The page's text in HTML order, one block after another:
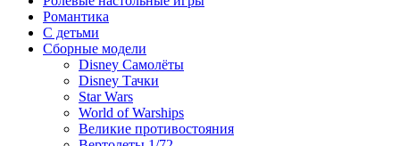
Романтика
С детьми
Сборные модели
Disney Самолёты
Disney Тачки
Star Wars
World of Warships
Великие противостояния